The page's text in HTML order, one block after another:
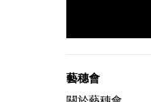
藝穗會